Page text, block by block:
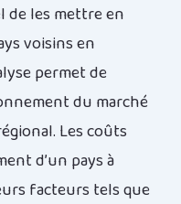
de les mettre en
voisins en
permet de
du marché
Les coûts
d’un pays à
facteurs tels que